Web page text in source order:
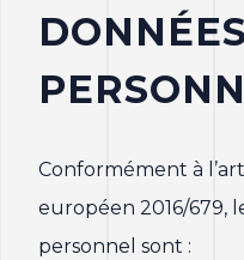
DONNÉES
Conformément à
européen 2016/679,
personnel sont :